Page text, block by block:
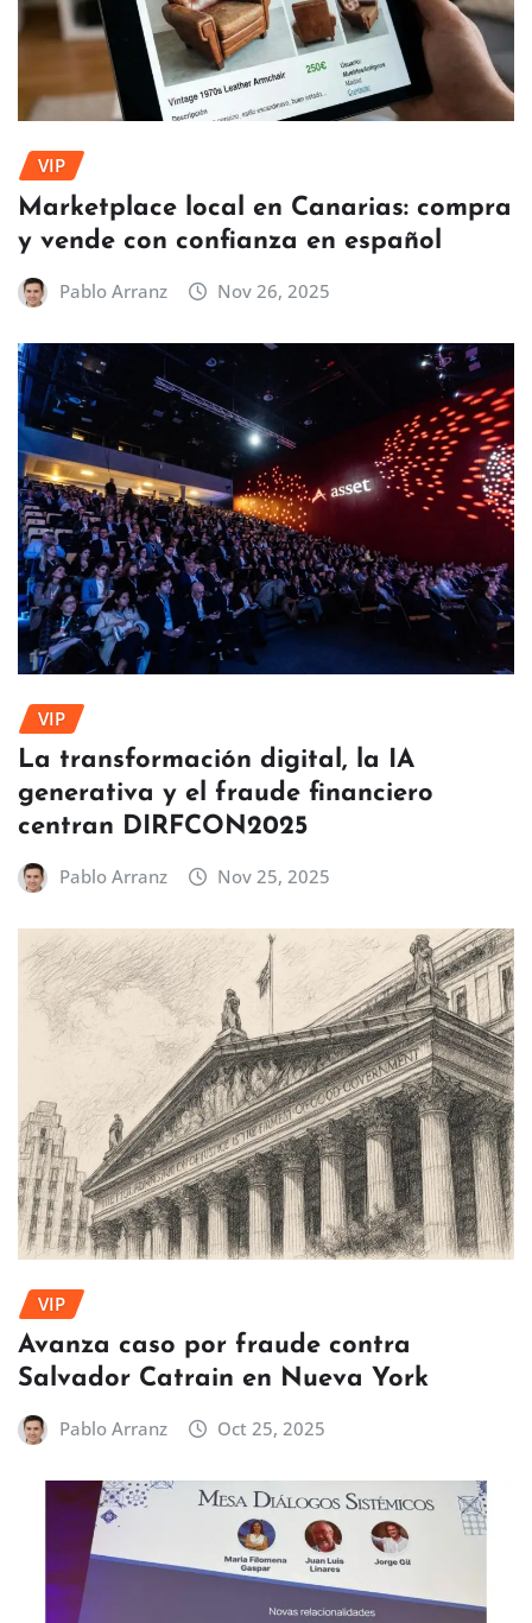
VIP
Marketplace local en Canarias: compra
y vende con confianza en español
Pablo Arranz Nov 26, 2025
VIP
La transformación digital, la IA
generativa y el fraude financiero
centran DIRFCON2025
Pablo Arranz Nov 25, 2025
VIP
Avanza caso por fraude contra
Salvador Catrain en Nueva York
Pablo Arranz Oct 25, 2025